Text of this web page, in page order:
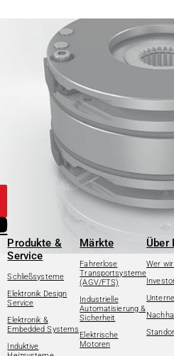
Produkte &
Service
Schließsysteme
Elektronik Design
Service
Elektronik &
Embedded Systems
Induktive
Märkte
Fahrerlose
Transportsysteme
(AGV/FTS)
Industrielle
Automatisierung &
Sicherheit
Elektrische
Motoren
Über
Wer